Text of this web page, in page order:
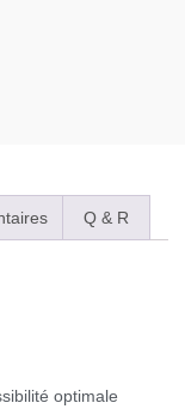
Q & R
optimale